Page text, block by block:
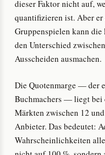
dieser Faktor nicht auf,
quantifizieren ist. Aber
Gruppenspielen kann
den Unterschied
Ausscheiden ausmachen.
Die Quotenmarge — der
Buchmachers — liegt bei
Märkten zwischen 12
Anbieter. Das bedeutet:
Wahrscheinlichkeiten